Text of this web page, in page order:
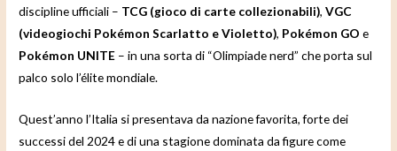
discipline ufficiali – TCG (gioco di carte collezionabili),VGC
(videogiochi Pokémon Scarlatto e Violetto), Pokémon GO e
Pokémon UNITE – in una sorta di “Olimpiade nerd” che porta sul
palco solo l’élite mondiale.
Quest’anno l’Italia si presentava da nazione favorita, forte dei
successi del 2024 e di una stagione dominata da figure come